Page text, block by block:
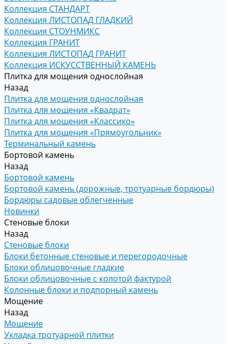
Коллекция СТАНДАРТ
Коллекция ЛИСТОПАД ГЛАДКИЙ
Коллекция СТОУНМИКС
Коллекция ГРАНИТ
Коллекция ЛИСТОПАД ГРАНИТ
Коллекция ИСКУССТВЕННЫЙ КАМЕНЬ
Плитка для мощения однослойная
Назад
Плитка для мощения однослойная
Плитка для мощения «Квадрат»
Плитка для мощения «Классико»
Плитка для мощения «Прямоугольник»
Терминальный камень
Бортовой камень
Назад
Бортовой камень
Бортовой камень (дорожные, тротуарные бордюры)
Бордюры садовые облегченные
Новинки
Стеновые блоки
Назад
Стеновые блоки
Блоки бетонные стеновые и перегородочные
Блоки облицовочные гладкие
Блоки облицовочные с колотой фактурой
Колонные блоки и подпорный камень
Мощение
Назад
Мощение
Укладка тротуарной плитки